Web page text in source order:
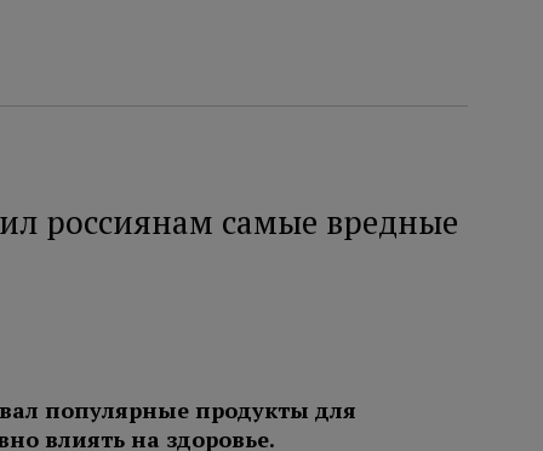
россиянам самые вредные
популярные продукты для
влиять на здоровье.